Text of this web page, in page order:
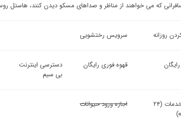
که می خواهند از مناظر و صداهای مسکو دیدن کنند، هاستل
روزانه سرویس رختشویی
قهوه فوری رایگان
دسترسی اینترنت
بی سیم
میز خدمات (۲۴
اجازه ورود حیوانات